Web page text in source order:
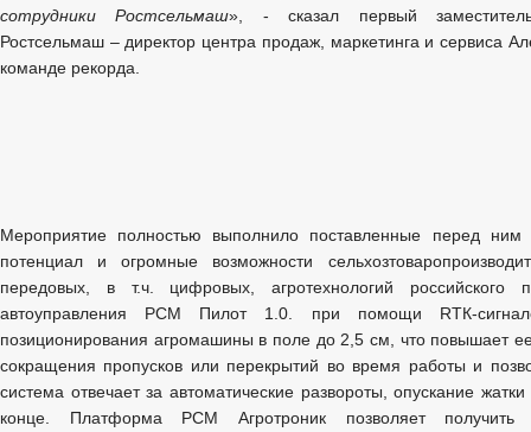
сотрудники Ростсельмаш», - сказал первый заместитель
Ростсельмаш – директор центра продаж, маркетинга и сервиса
команде рекорда.
Мероприятие полностью выполнило поставленные перед ним
потенциал и огромные возможности
передовых, в т.ч. цифровых, агротехнологий российского
автоуправления РСМ Пилот 1.0. при помощи RТК-
позиционирования агромашины в поле до 2,5 см, что повышает ее
сокращения пропусков или перекрытий во время работы и
система отвечает за автоматические развороты, опускание
конце. Платформа РСМ Агротроник позволяет получить